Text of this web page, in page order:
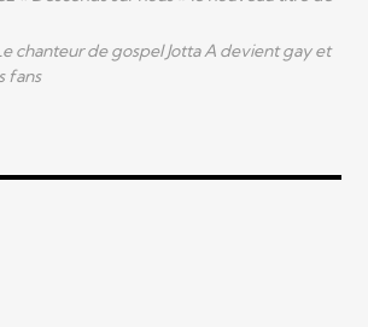
chanteur de gospel Jotta A devient gay et
fans